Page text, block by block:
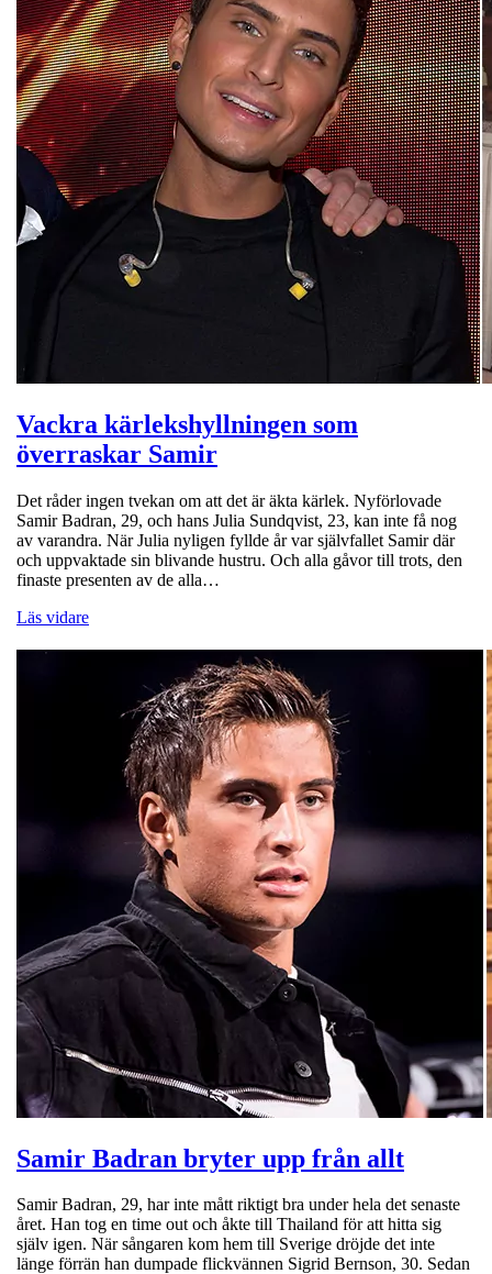
Vackra kärlekshyllningen som
överraskar Samir
Det råder ingen tvekan om att det är äkta kärlek. Nyförlovade
Samir Badran, 29, och hans Julia Sundqvist, 23, kan inte få nog
av varandra. När Julia nyligen fyllde år var självfallet Samir där
och uppvaktade sin blivande hustru. Och alla gåvor till trots, den
finaste presenten av de alla…
Läs vidare
Samir Badran bryter upp från allt
Samir Badran, 29, har inte mått riktigt bra under hela det senaste
året. Han tog en time out och åkte till Thailand för att hitta sig
själv igen. När sångaren kom hem till Sverige dröjde det inte
länge förrän han dumpade flickvännen Sigrid Bernson, 30. Sedan